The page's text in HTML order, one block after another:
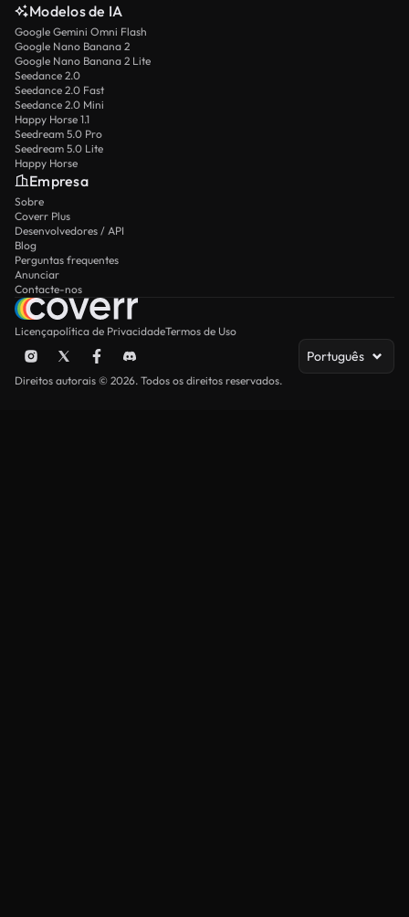
Modelos de IA
Google Gemini Omni Flash
Google Nano Banana 2
Google Nano Banana 2 Lite
Seedance 2.0
Seedance 2.0 Fast
Seedance 2.0 Mini
Happy Horse 1.1
Seedream 5.0 Pro
Seedream 5.0 Lite
Happy Horse
Empresa
Sobre
Coverr Plus
Desenvolvedores / API
Blog
Perguntas frequentes
Anunciar
Contacte-nos
Licençapolítica de PrivacidadeTermos de Uso
Português
Direitos autorais © 2026. Todos os direitos reservados.